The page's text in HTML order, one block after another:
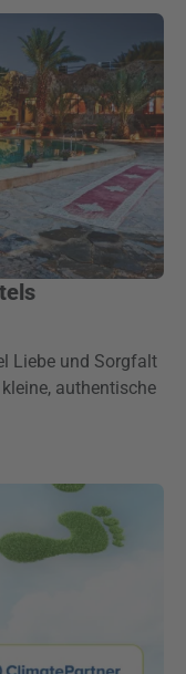
Liebe und Sorgfalt
authentische